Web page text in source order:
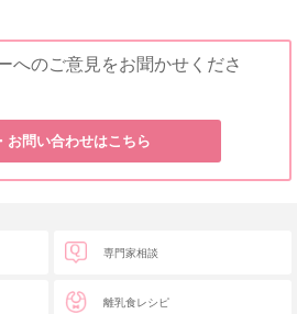
へのご意見をお聞かせくださ
お問い合わせはこちら
専門家相談
離乳食レシピ